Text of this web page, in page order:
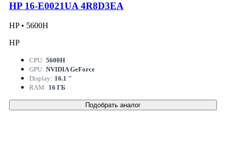
HP 16-E0021UA 4R8D3EA
HP • 5600H
HP
CPU: 5600H
GPU: NVIDIA GeForce
Display: 16.1 "
RAM: 16 ГБ
Подобрать аналог